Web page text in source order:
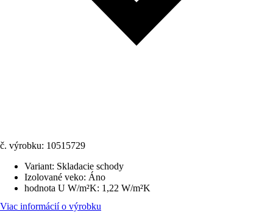
č. výrobku: 10515729
Variant: Skladacie schody
Izolované veko: Áno
hodnota U W/m²K: 1,22 W/m²K
Viac informácií o výrobku